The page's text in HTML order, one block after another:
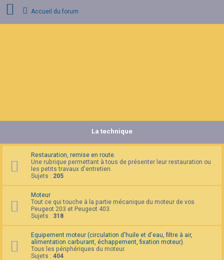
s
Accueil du forum
La technique
Restauration, remise en route.
Une rubrique permettant à tous de présenter leur restauration ou
les petits travaux d'entretien.
Sujets : 205
Moteur
Tout ce qui touche à la partie mécanique du moteur de vos
Peugeot 203 et Peugeot 403.
Sujets : 318
Equipement moteur (circulation d'huile et d'eau, filtre à air,
alimentation carburant, échappement, fixation moteur).
Tous les périphériques du moteur.
Sujets : 404